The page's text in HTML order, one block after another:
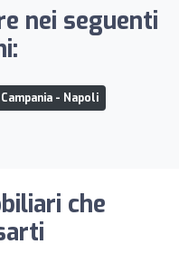
nei seguenti
- Napoli
che